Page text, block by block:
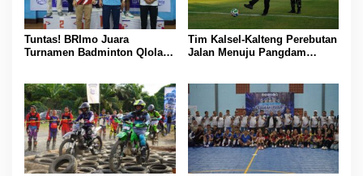
Tuntas! BRImo Juara
Turnamen Badminton Qlola
Tim Kalsel-Kalteng Perebutan
Jalan Menuju Pangdam